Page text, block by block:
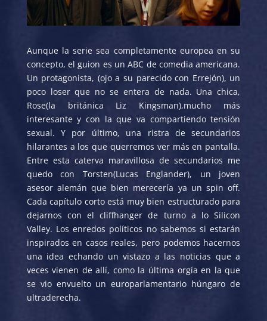
Aunque la serie sea completamente europea en su
concepto, el guion es un ABC de comedia americana.
Un protagonista, (ojo a su parecido con Errejón), un
poco loser que no se entera de nada. Una chica,
Rose(la británica Liz Kingsman),mucho más
interesante y con la que va compartiendo tensión
sexual. Y por último, una ristra de secundarios
hilarantes a los que querremos ver más en pantalla.
Entre esta caterva maravillosa de secundarios me
quedo con Torsten(Lucas Englander), un joven
asesor alemán que bien merecería ya un spin off.
Cada capítulo corto está muy bien estructurado para
dejarnos con el cliffhanger de turno a lo Silicon
Valley. Los enredos políticos no sabemos si estarán
inspirados en casos reales, pero podemos hacernos
una idea echando un vistazo a las noticias que a
veces vienen de allí, como la última orgía en la que
se vio envuelto un europarlamentario húngaro de
ultraderecha.